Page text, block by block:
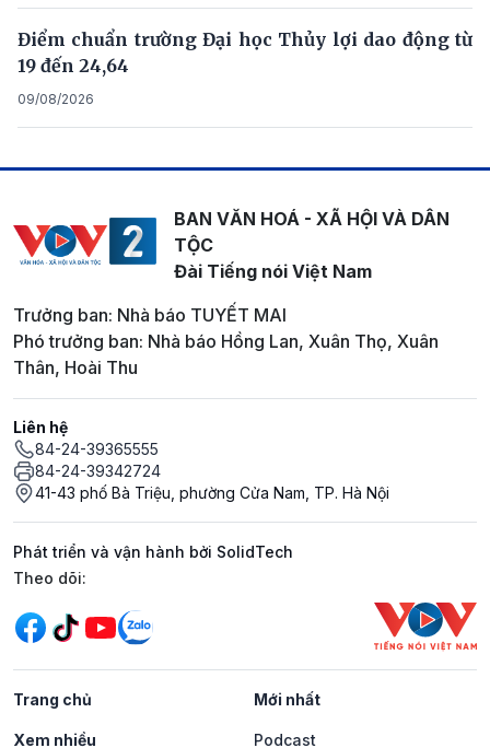
Điểm chuẩn trường Đại học Thủy lợi dao động từ
19 đến 24,64
09/08/2026
BAN VĂN HOÁ - XÃ HỘI VÀ DÂN
TỘC
Đài Tiếng nói Việt Nam
Trưởng ban: Nhà báo TUYẾT MAI
Phó trưởng ban: Nhà báo Hồng Lan, Xuân Thọ, Xuân
Thân, Hoài Thu
Liên hệ
84-24-39365555
84-24-39342724
41-43 phố Bà Triệu, phường Cửa Nam, TP. Hà Nội
Phát triển và vận hành bởi SolidTech
Mạng xã hội
Theo dõi:
Trang chủ Mới nhất
Xem nhiều Podcast